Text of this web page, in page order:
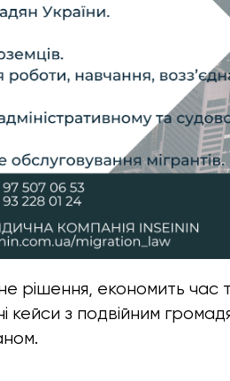
рішення, економить час
кейси з подвійним